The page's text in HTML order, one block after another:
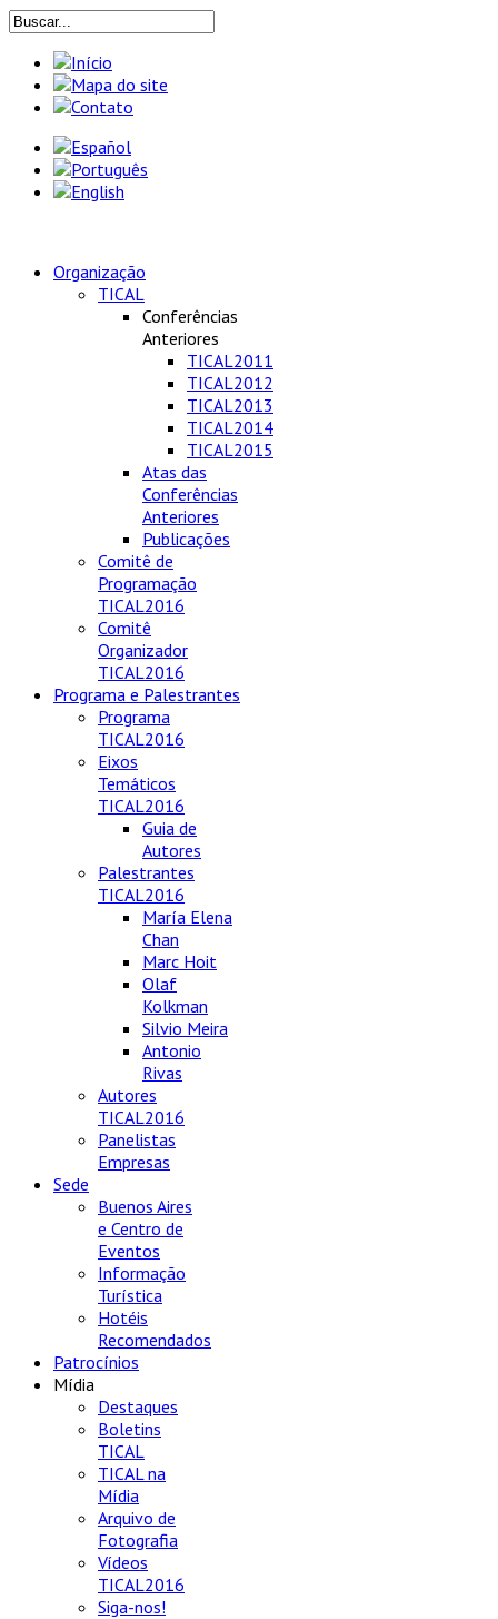
Organização
TICAL
Conferências
Anteriores
TICAL2011
TICAL2012
TICAL2013
TICAL2014
TICAL2015
Atas das
Conferências
Anteriores
Publicações
Comitê de
Programação
TICAL2016
Comitê
Organizador
TICAL2016
Programa e Palestrantes
Programa
TICAL2016
Eixos
Temáticos
TICAL2016
Guia de
Autores
Palestrantes
TICAL2016
María Elena
Chan
Marc Hoit
Olaf
Kolkman
Silvio Meira
Antonio
Rivas
Autores
TICAL2016
Panelistas
Empresas
Sede
Buenos Aires
e Centro de
Eventos
Informação
Turística
Hotéis
Recomendados
Patrocínios
Mídia
Destaques
Boletins
TICAL
TICAL na
Mídia
Arquivo de
Fotografia
Vídeos
TICAL2016
Siga-nos!